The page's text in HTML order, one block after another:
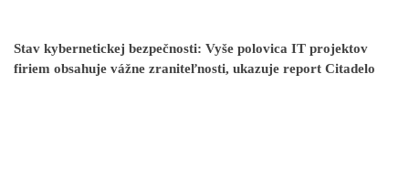
Stav kybernetickej bezpečnosti: Vyše polovica IT projektov
firiem obsahuje vážne zraniteľnosti, ukazuje report Citadelo